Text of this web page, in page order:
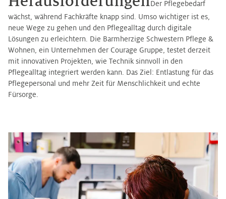
Der Pflegebedarf
wächst, während Fachkräfte knapp sind. Umso wichtiger ist es,
neue Wege zu gehen und den Pflegealltag durch digitale
Lösungen zu erleichtern. Die Barmherzige Schwestern Pflege &
Wohnen, ein Unternehmen der Courage Gruppe, testet derzeit
mit innovativen Projekten, wie Technik sinnvoll in den
Pflegealltag integriert werden kann. Das Ziel: Entlastung für das
Pflegepersonal und mehr Zeit für Menschlichkeit und echte
Fürsorge.